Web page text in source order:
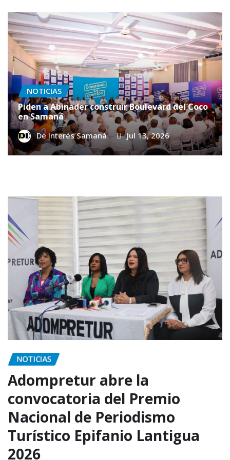
NOTICIAS
Piden a Abinader construir Boulevard del Coco
en Samaná
De Interés Samaná Jul 13, 2026
NOTICIAS
Adompretur abre la
convocatoria del Premio
Nacional de Periodismo
Turístico Epifanio Lantigua
2026